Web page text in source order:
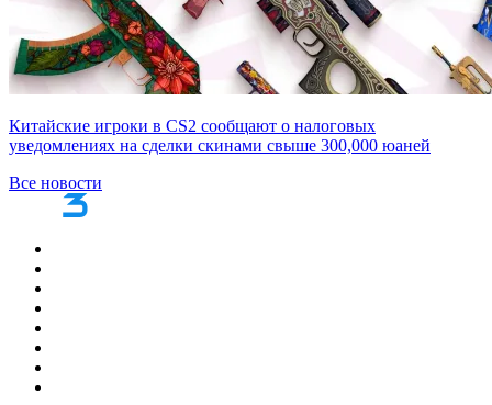
Китайские игроки в CS2 сообщают о налоговых
уведомлениях на сделки скинами свыше 300,000 юаней
Все новости